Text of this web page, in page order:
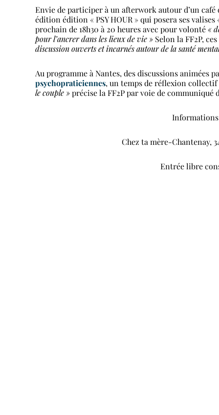
Envie de participer à un afterwork autour d’un café
édition édition « PSY HOUR » qui posera ses
prochain de 18h30 à 20 heures avec pour volonté«
pour l’ancrer dans les lieux de vie » Selon la FF2P,
discussion ouverts et incarnés autour de la santé
Au programme à Nantes, des discussions animées
psychopraticiennes, un temps de réflexion
le couple »précise la FF2P par voie de communiqué
Chez ta mère-Chantenay,
Entrée libre